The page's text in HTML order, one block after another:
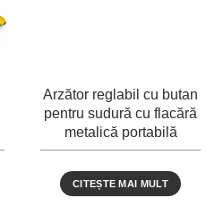
Arzător reglabil cu butan
pentru sudură cu flacără
metalică portabilă
CITEȘTE MAI MULT